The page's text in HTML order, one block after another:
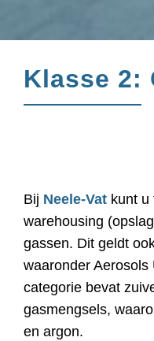
Klasse 2:
Bij Neele-Vat kunt u
warehousing
gassen. Dit geldt
waaronder
categorie bevat
gasmengsels,
en argon.